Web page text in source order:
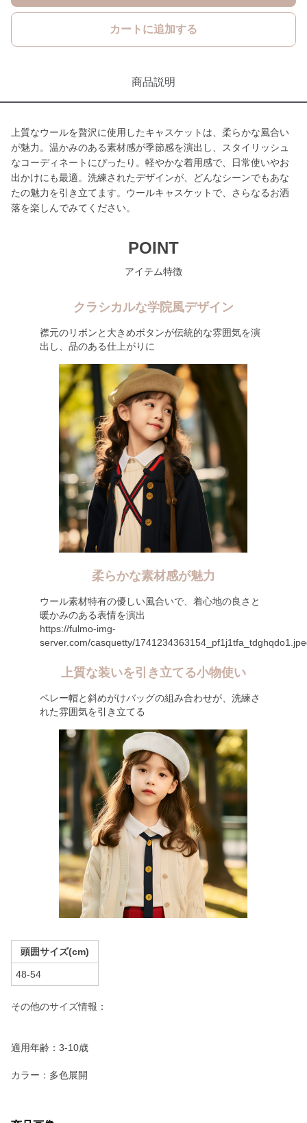
カートに追加する
商品説明
上質なウールを贅沢に使用したキャスケットは、柔らかな風合い
が魅力。温かみのある素材感が季節感を演出し、スタイリッシュ
なコーディネートにぴったり。軽やかな着用感で、日常使いやお
出かけにも最適。洗練されたデザインが、どんなシーンでもあな
たの魅力を引き立てます。ウールキャスケットで、さらなるお洒
落を楽しんでみてください。
POINT
アイテム特徴
クラシカルな学院風デザイン
襟元のリボンと大きめボタンが伝統的な雰囲気を演
出し、品のある仕上がりに
柔らかな素材感が魅力
ウール素材特有の優しい風合いで、着心地の良さと
暖かみのある表情を演出
https://fulmo-img-
server.com/casquetty/
上質な装いを引き立てる小物使い
ベレー帽と斜めがけバッグの組み合わせが、洗練さ
れた雰囲気を引き立てる
頭囲サイズ(cm)
48-54
その他のサイズ情報：
適用年齢：3-10歳
カラー：多色展開